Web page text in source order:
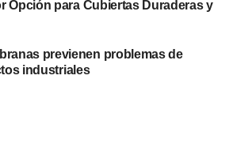
Opción para Cubiertas Duraderas y
previenen problemas de
industriales